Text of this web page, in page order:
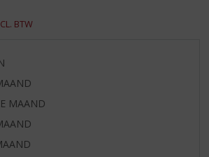
BTW
MAAND